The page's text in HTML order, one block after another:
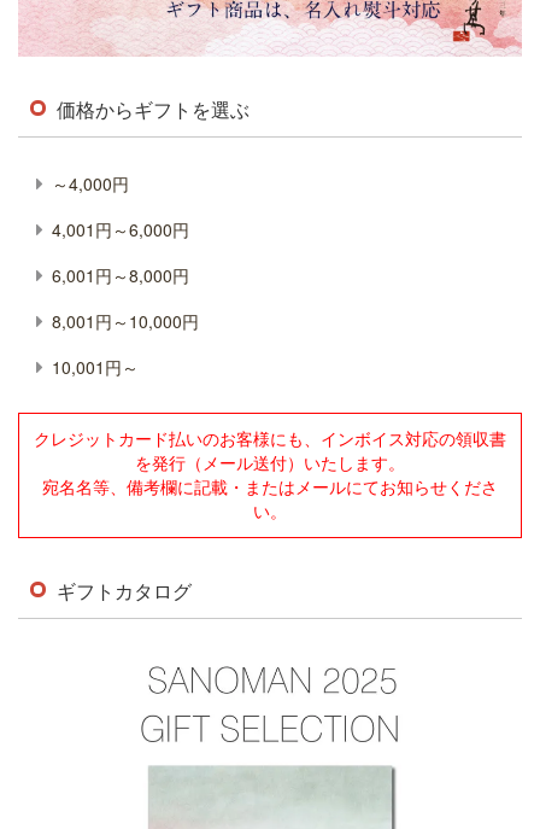
価格からギフトを選ぶ
～4,000円
4,001円～6,000円
6,001円～8,000円
8,001円～10,000円
10,001円～
クレジットカード払いのお客様にも、インボイス対応の領収書
を発行（メール送付）いたします。
宛名名等、備考欄に記載・またはメールにてお知らせくださ
い。
ギフトカタログ